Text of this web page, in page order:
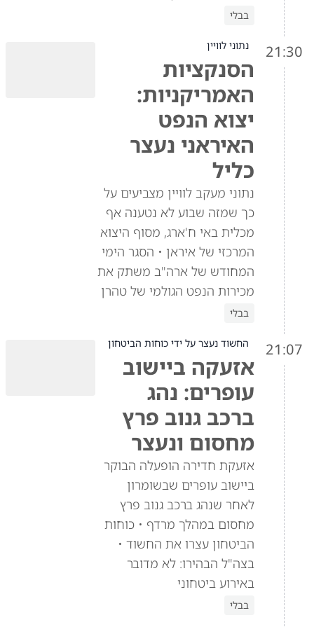
בבלי
21:30 נתוני לוויין
הסנקציות
האמריקניות:
יצוא הנפט
האיראני נעצר
כליל
נתוני מעקב לוויין מצביעים על
כך שמזה שבוע לא נטענה אף
מכלית באי ח'ארג, מסוף היצוא
המרכזי של איראן • הסגר הימי
המחודש של ארה"ב משתק את
מכירות הנפט הגולמי של טהרן
בבלי
21:07 החשוד נעצר על ידי כוחות הביטחון
אזעקה ביישוב
עופרים: נהג
ברכב גנוב פרץ
מחסום ונעצר
אזעקת חדירה הופעלה הבוקר
ביישוב עופרים שבשומרון
לאחר שנהג ברכב גנוב פרץ
מחסום במהלך מרדף • כוחות
הביטחון עצרו את החשוד •
בצה"ל הבהירו: לא מדובר
באירוע ביטחוני
בבלי